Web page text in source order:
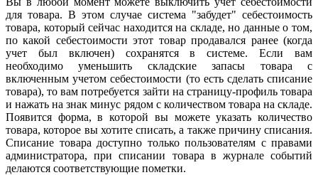
для товара. В этом случае система "забудет" себестоимость
товара, который сейчас находится на складе, но данные о том,
по какой себестоимости этот товар продавался ранее (когда
учет был включен) сохранятся в системе. Если вам
необходимо уменьшить складские запасы товара с
включенным учетом себестоимости (то есть сделать списание
товара), то вам потребуется зайти на страницу-профиль товара
и нажать на знак минус рядом с количеством товара на складе.
Появится форма, в которой вы можете указать количество
товара, которое вы хотите списать, а также причину списания.
Списание товара доступно только пользователям с правами
администратора, при списании товара в журнале событий
делаются соответствующие пометки.